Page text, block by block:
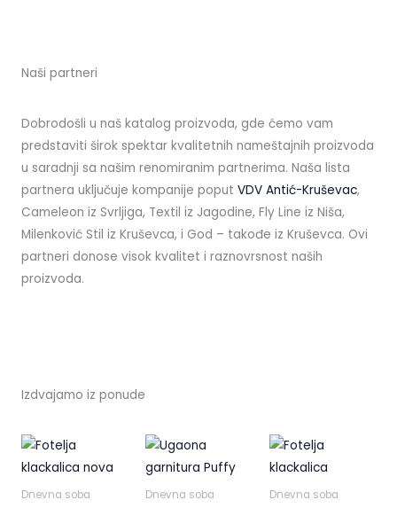
Naši partneri
Dobrodošli u naš katalog proizvoda, gde ćemo vam
predstaviti širok spektar kvalitetnih nameštajnih proizvoda
u saradnji sa našim renomiranim partnerima. Naša lista
partnera uključuje kompanije poput VDV Antić-Kruševac,
Cameleon iz Svrljiga, Textil iz Jagodine, Fly Line iz Niša,
Milenković Stil iz Kruševca, i God – takođe iz Kruševca. Ovi
partneri donose visok kvalitet i raznovrsnost naših
proizvoda.
Izdvajamo iz ponude
Dnevna soba Dnevna soba Dnevna soba